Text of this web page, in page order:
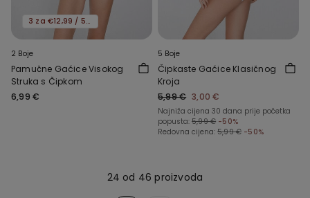
3 za €12,99 / 5 za €19,99
2 Boje
Pamučne Gaćice Visokog
Struka s Čipkom
6,99 €
5 Boje
Čipkaste Gaćice Klasičnog
Kroja
5,99 € 3,00 €
Najniža cijena 30 dana prije početka
popusta: 5,99 € -50%
Redovna cijena: 5,99 € -50%
24 od 46 proizvoda